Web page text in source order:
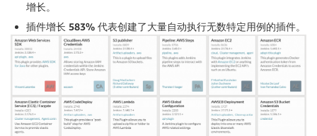
增长。
插件增长 583% 代表创建了大量自动执行无数特定用例的插件。